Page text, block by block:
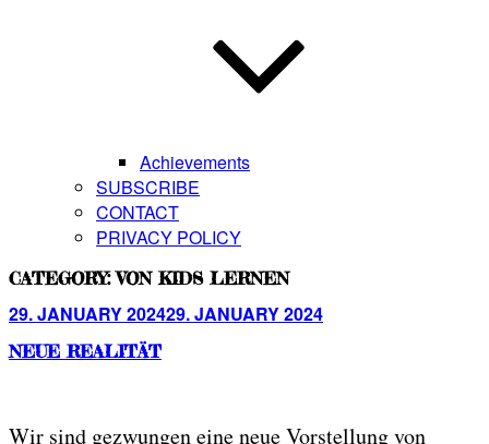
Achievements
SUBSCRIBE
CONTACT
PRIVACY POLICY
CATEGORY:VON KIDS LERNEN
Posted
29. JANUARY 202429. JANUARY 2024
NEUE REALITÄT
Wir sind gezwungen eine neue Vorstellung von